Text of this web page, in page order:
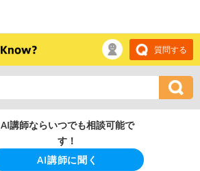
質問する
AI講師ならいつでも相談可能で
す！
AI講師に聞く